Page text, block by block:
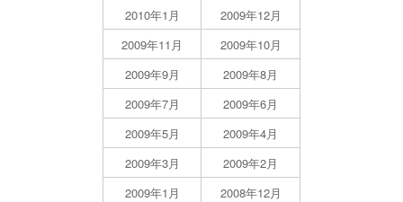
2010年1月
2009年12月
2009年11月
2009年10月
2009年9月
2009年8月
2009年7月
2009年6月
2009年5月
2009年4月
2009年3月
2009年2月
2009年1月
2008年12月